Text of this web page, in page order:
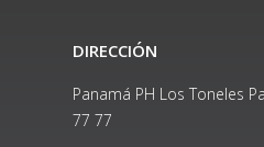
DIRECCIÓN
Panamá PH Los Toneles
77 77